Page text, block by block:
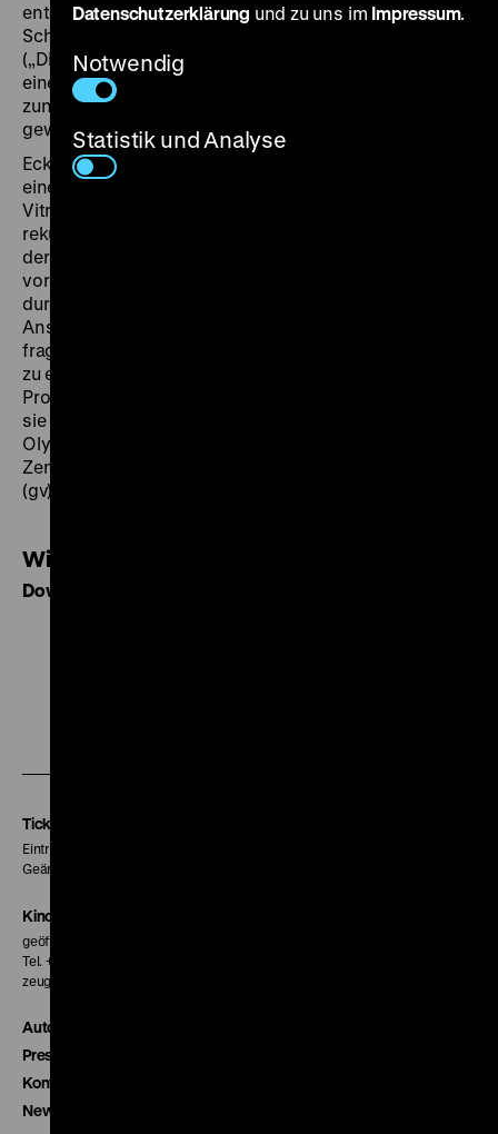
entschlossen ist wie Frank. Ihr Duell wird zu einem
Schaulaufen der eitlen Gockel und ritterhaften Krieger
(„Diese Stadt ist zu klein für uns beide“, sagt einmal
einer zum anderen). Raphaela lässt die Männer
zunächst gleichgültig und dann immer faszinierter
gewähren.
Eckhart Schmidt inszeniert das nächtliche Berlin in
einer Großstadtsymphonie aus schimmernden
Vitrinen und Lichtern, aus auf den Film Noir
rekurrierenden Innenräumen und markanten Gestalten
der Halbwelt. Jean-Pierre Melville, den Schmidt Jahre
vorher kennengelernt und bei nächtlichen Autofahrten
durch Paris begleitet hatte, stand Pate bei seinem
Ansatz, eine dem Kinoauge vertraute Stadt mittels
fragmentierter Perspektiven und stilisierter Bilder neu
zu erschaffen. Wie Vampire bewegen sich seine
Protagonisten durch eine ausweglose Finsternis, die
sie zu einem unvergesslichen Finale im
Olympiastadion führt. Ein seinerzeit verkanntes
Zentralwerk des deutschen Kinos der 1980er-Jahre.
(gv)
Wiederentdeckt 296: Alpha City
Download als PDF, 190 KB
Tickets
Eintritt 5 €
Geänderte Preise sind im Programm vermerkt.
Kinokasse
geöffnet 30 Minuten vor Beginn der ersten Vorstellung
Tel. + 49 30 20304-770
zeughauskino@dhm.de
Autor*innen
Presse
Kontakt
Newsletter
Datenschutzerklärung und zu uns im Impressum.
Notwendig
Statistik und Analyse